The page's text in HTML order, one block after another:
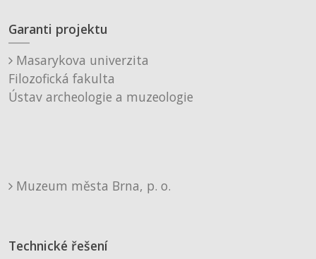
Garanti projektu
Masarykova univerzita
Filozofická fakulta
Ústav archeologie a muzeologie
Muzeum města Brna, p. o.
Technické řešení